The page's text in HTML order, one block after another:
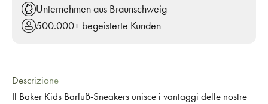
Unternehmen aus Braunschweig
500.000+ begeisterte Kunden
Descrizione
Il Baker Kids Barfuß-Sneakers unisce i vantaggi delle nostre